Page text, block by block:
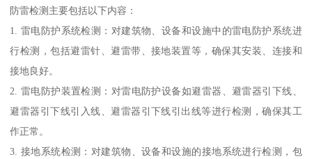
防雷检测主要包括以下内容：
1. 雷电防护系统检测：对建筑物、设备和设施中的雷电防护系统进
行检测，包括避雷针、避雷带、接地装置等，确保其安装、连接和
接地良好。
2. 雷电防护装置检测：对雷电防护设备如避雷器、避雷器引下线、
避雷器引下线引入线、避雷器引下线引出线等进行检测，确保其工
作正常。
3. 接地系统检测：对建筑物、设备和设施的接地系统进行检测，包